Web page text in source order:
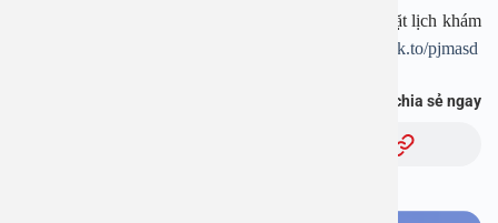
Tải APP Bệnh viện An Việt để “Tra cứu kết quả – Đặt lịch khám
https://onelink.to/pjmasd
Bạn thấy thông tin này hữu ích, chia sẻ ngay